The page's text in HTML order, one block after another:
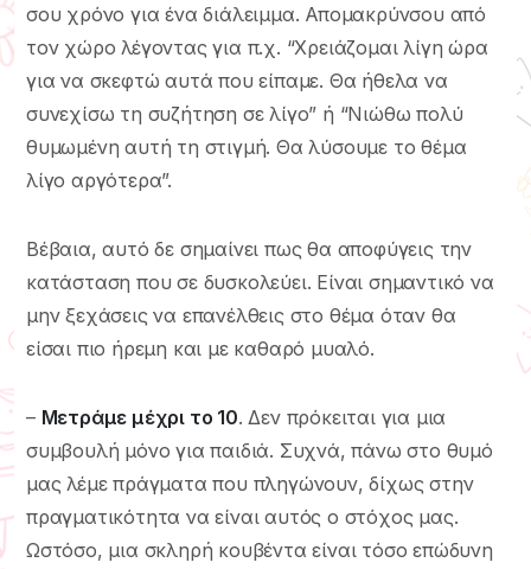
σου χρόνο για ένα διάλειμμα. Απομακρύνσου από
τον χώρο λέγοντας για π.χ. “Χρειάζομαι λίγη ώρα
για να σκεφτώ αυτά που είπαμε. Θα ήθελα να
συνεχίσω τη συζήτηση σε λίγο” ή “Νιώθω πολύ
θυμωμένη αυτή τη στιγμή. Θα λύσουμε το θέμα
λίγο αργότερα”.
Βέβαια, αυτό δε σημαίνει πως θα αποφύγεις την
κατάσταση που σε δυσκολεύει. Είναι σημαντικό να
μην ξεχάσεις να επανέλθεις στο θέμα όταν θα
είσαι πιο ήρεμη και με καθαρό μυαλό.
– Μετράμε μέχρι το 10. Δεν πρόκειται για μια
συμβουλή μόνο για παιδιά. Συχνά, πάνω στο θυμό
μας λέμε πράγματα που πληγώνουν, δίχως στην
πραγματικότητα να είναι αυτός ο στόχος μας.
Ωστόσο, μια σκληρή κουβέντα είναι τόσο επώδυνη